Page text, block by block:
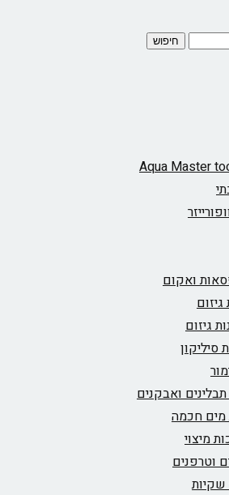
חיפוש
ואקום
גיזום
סיליקון
ואבקנים
חכמה
מיצוי
וטרפנים